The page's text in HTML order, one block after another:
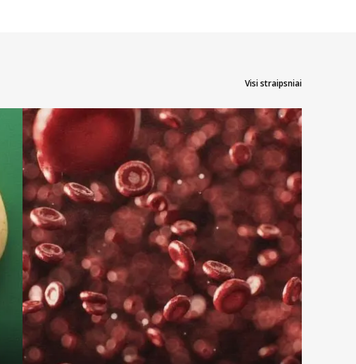
Visi straipsniai